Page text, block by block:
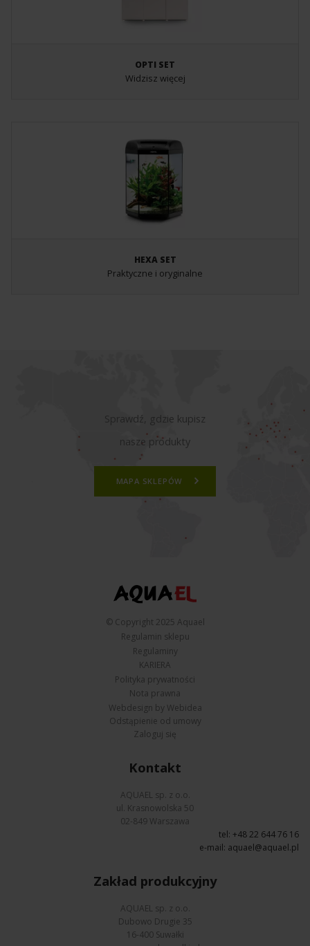
OPTI SET
Widzisz więcej
HEXA SET
Praktyczne i oryginalne
Sprawdź, gdzie kupisz
nasze produkty
MAPA SKLEPÓW
© Copyright 2025 Aquael
Regulamin sklepu
Regulaminy
KARIERA
Polityka prywatności
Nota prawna
Webdesign by Webidea
Odstąpienie od umowy
Zaloguj się
Kontakt
AQUAEL sp. z o.o.
ul. Krasnowolska 50
02-849 Warszawa
tel: +48 22 644 76 16
e-mail: aquael@aquael.pl
Zakład produkcyjny
AQUAEL sp. z o.o.
Dubowo Drugie 35
16-400 Suwałki